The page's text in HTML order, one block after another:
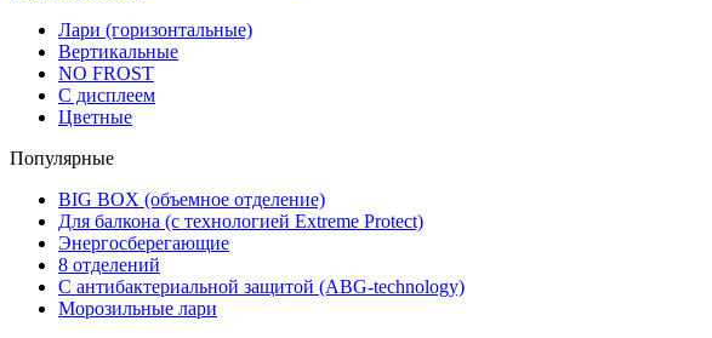
Лари (горизонтальные)
Вертикальные
NO FROST
С дисплеем
Цветные
Популярные
BIG BOX (объемное отделение)
Для балкона (с технологией Extreme Protect)
Энергосберегающие
8 отделений
С антибактериальной защитой (ABG-technology)
Морозильные лари